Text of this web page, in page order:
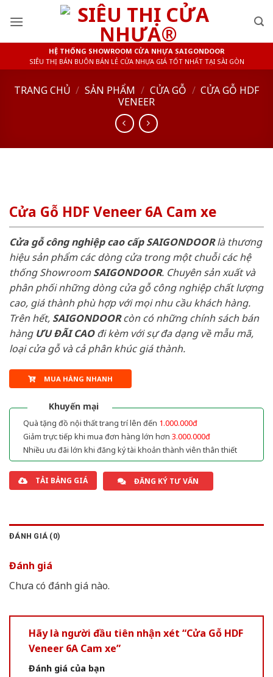
HỆ THỐNG SHOWROOM CỬA NHỰA SAIGONDOOR
SIÊU THỊ BÁN BUÔN BÁN LẺ CỬA NHỰA GIÁ TỐT NHẤT TẠI SÀI GÒN
TRANG CHỦ / SẢN PHẨM / CỬA GỖ / CỬA GỖ HDF
VENEER
Cửa Gỗ HDF Veneer 6A Cam xe
Cửa gỗ công nghiệp cao cấp SAIGONDOORlà thương
hiệu sản phẩm các dòng cửa trong một chuỗi các hệ
thống ShowroomSAIGONDOOR. Chuyên sản xuất và
phân phối những dòng cửa gỗ công nghiệp chất lượng
cao, giá thành phù hợp với mọi nhu cầu khách hàng.
Trên hết, SAIGONDOORcòn có những chính sách bán
hàng ƯU ĐÃI CAOđi kèm với sự đa dạng về mẫu mã,
loại cửa gỗ và cả phân khúc giá thành.
MUA HÀNG NHANH
Khuyến mại
Quà tặng đồ nội thất trang trí lên đến 1.000.000đ
Giảm trực tiếp khi mua đơn hàng lớn hơn 3.000.000đ
Nhiều ưu đãi lớn khi đăng ký tài khoản thành viên thân thiết
TẢI BẢNG GIÁ ĐĂNG KÝ TƯ VẤN
ĐÁNH GIÁ (0)
Đánh giá
Chưa có đánh giá nào.
Hãy là người đầu tiên nhận xét “Cửa Gỗ HDF
Veneer 6A Cam xe”
Đánh giá của bạn